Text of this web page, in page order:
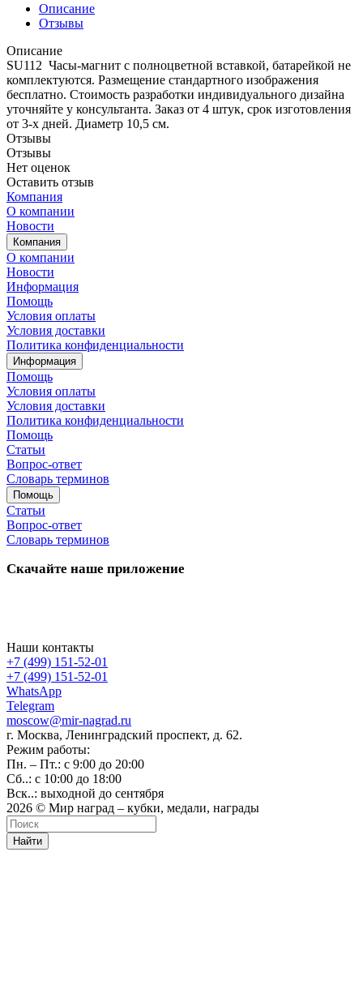
Описание
Отзывы
Описание
SU112 Часы-магнит с полноцветной вставкой, батарейкой не
комплектуются. Размещение стандартного изображения
бесплатно. Стоимость разработки индивидуального дизайна
уточняйте у консультанта. Заказ от 4 штук, срок изготовления
от 3-х дней. Диаметр 10,5 см.
Отзывы
Отзывы
Нет оценок
Оставить отзыв
Компания
О компании
Новости
Компания
О компании
Новости
Информация
Помощь
Условия оплаты
Условия доставки
Политика конфиденциальности
Информация
Помощь
Условия оплаты
Условия доставки
Политика конфиденциальности
Помощь
Статьи
Вопрос-ответ
Словарь терминов
Помощь
Статьи
Вопрос-ответ
Словарь терминов
Скачайте наше приложение
Наши контакты
+7 (499) 151-52-01
+7 (499) 151-52-01
WhatsApp
Telegram
moscow@mir-nagrad.ru
г. Москва, Ленинградский проспект, д. 62.
Режим работы:
Пн. – Пт.: с 9:00 до 20:00
Сб..: с 10:00 до 18:00
Вск..: выходной до сентября
2026 © Мир наград – кубки, медали, награды
Найти